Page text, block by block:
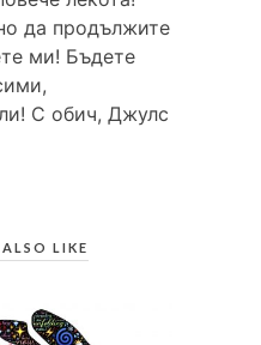
да продължите
ми! Бъдете
С обич, Джулс
LIKE